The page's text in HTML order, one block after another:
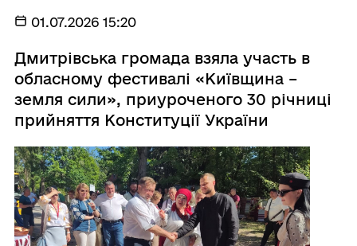
01.07.2026 15:20
Дмитрівська громада взяла участь в
обласному фестивалі «Київщина –
земля сили», приуроченого 30 річниці
прийняття Конституції України